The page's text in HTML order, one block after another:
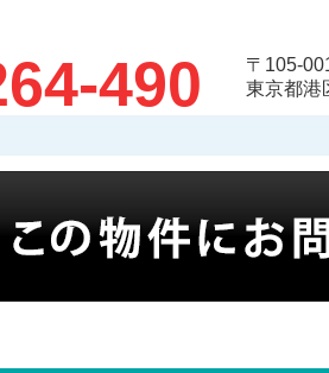
490
〒105-
東京都港